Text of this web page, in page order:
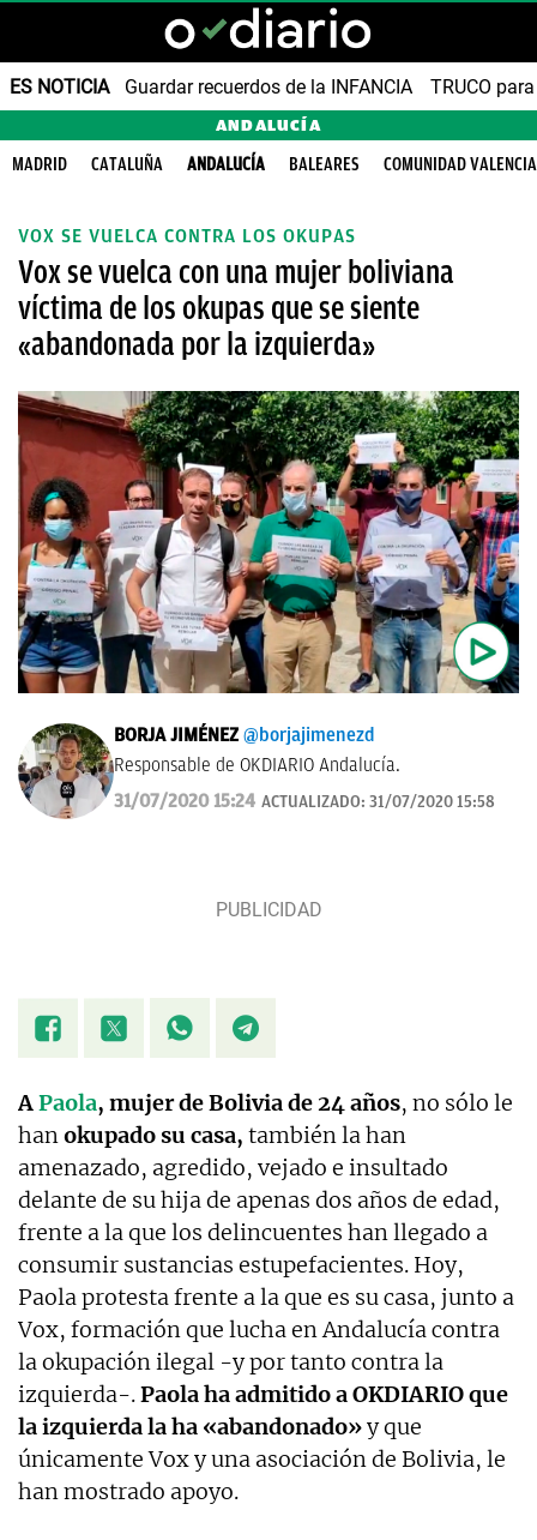
ES NOTICIA Guardar recuerdos de la INFANCIA TRUCO
ANDALUCÍA
MADRID CATALUÑA ANDALUCÍA BALEARES COMUNIDAD
VOX SE VUELCA CONTRA LOS OKUPAS
Vox se vuelca con una mujer boliviana
víctima de los okupas que se siente
«abandonada por la izquierda»
BORJA JIMÉNEZ @borjajimenezd
Responsable de OKDIARIO Andalucía.
31/07/2020 15:24 ACTUALIZADO: 31/07/2020 15:58
APaola, mujer de Bolivia de 24 años, no sólo le
hanokupado su casa, también la han
amenazado, agredido, vejado e insultado
delante de su hija de apenas dos años de edad,
frente a la que los delincuentes han llegado a
consumir sustancias estupefacientes. Hoy,
Paola protesta frente a la que es su casa, junto a
Vox, formación que lucha en Andalucía contra
la okupación ilegal -y por tanto contra la
izquierda-.Paola ha admitido a OKDIARIO que
la izquierda la ha «abandonado»y que
únicamente Vox y una asociación de Bolivia, le
han mostrado apoyo.